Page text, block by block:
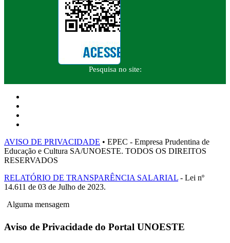
Pesquisa no site:
AVISO DE PRIVACIDADE • EPEC - Empresa Prudentina de
Educação e Cultura SA/UNOESTE. TODOS OS DIREITOS
RESERVADOS
RELATÓRIO DE TRANSPARÊNCIA SALARIAL - Lei nº
14.611 de 03 de Julho de 2023.
Alguma mensagem
Aviso de Privacidade do Portal UNOESTE